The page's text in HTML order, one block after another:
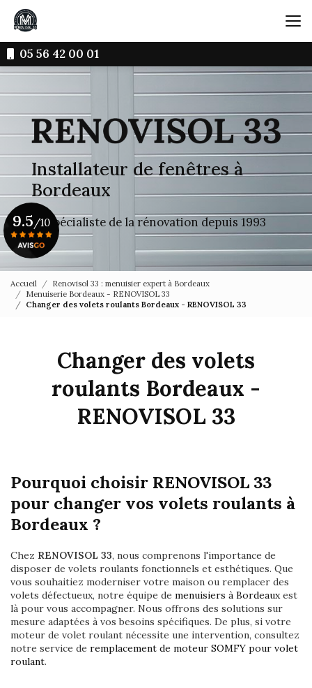
Aller
contenu
principal05 56 42 00 01
Installateur de fenêtres à
Bordeaux
Le spécialiste de la rénovation depuis 1993
9.5 /10
Accueil
Renovisol 33 : menuisier expert à Bordeaux
Menuiserie Bordeaux - RENOVISOL 33
Changer des volets roulants Bordeaux - RENOVISOL 33
Changer des volets
roulants Bordeaux -
RENOVISOL 33
Pourquoi choisir RENOVISOL 33
pour changer vos volets roulants à
Bordeaux ?
Chez RENOVISOL 33, nous comprenons l'importance de
disposer de volets roulants fonctionnels et esthétiques. Que
vous souhaitiez moderniser votre maison ou remplacer des
volets défectueux, notre équipe de menuisiers à Bordeauxest
là pour vous accompagner. Nous offrons des solutions sur
mesure adaptées à vos besoins spécifiques. De plus, si votre
moteur de volet roulant nécessite une intervention, consultez
notre service de remplacement de moteur SOMFY pour volet
roulant.